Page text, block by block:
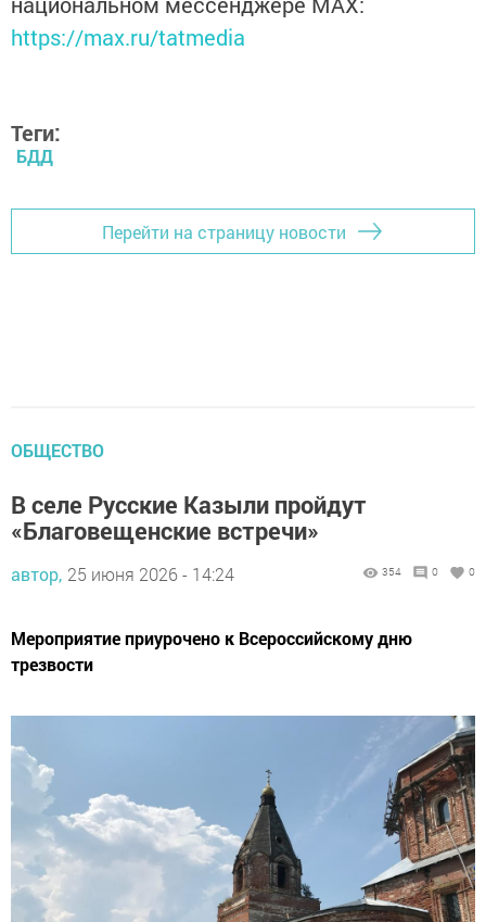
https://max.ru/tatmedia
Теги:
БДД
Перейти на страницу новости
ОБЩЕСТВО
В селе Русские Казыли пройдут
«Благовещенские встречи»
автор, 25 июня 2026 - 14:24 354 0 0
Мероприятие приурочено к Всероссийскому дню
трезвости